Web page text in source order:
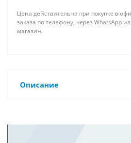
Цена действительна при покупке в
заказа по телефону, через WhatsApp
магазин.
Описание